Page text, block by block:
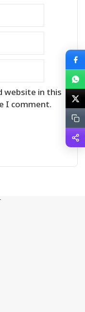
website in this
I comment.